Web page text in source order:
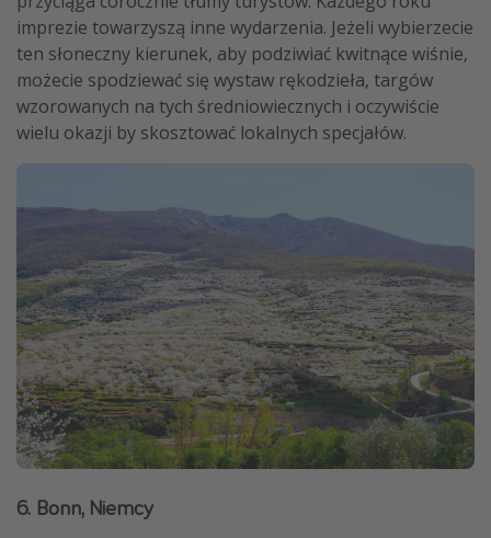
imprezie towarzyszą inne wydarzenia. Jeżeli wybierzecie
ten słoneczny kierunek, aby podziwiać kwitnące wiśnie,
możecie spodziewać się wystaw rękodzieła, targów
wzorowanych na tych średniowiecznych i oczywiście
wielu okazji by skosztować lokalnych specjałów.
6. Bonn, Niemcy